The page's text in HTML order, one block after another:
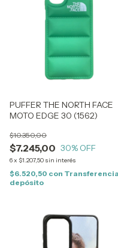
PUFFER THE NORTH FACE
MOTO EDGE 30 (1562)
$7.245,00
$10.350,00
30% OFF
6x $1.207,50 sin interés
$6.520,50 con
depósito